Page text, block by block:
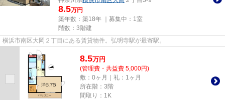
8.5万円
築年数：築18年 ｜募集中： 1室
階数：3階建
横浜市南区大岡２丁目にある賃貸物件。弘明寺駅が最寄駅。
8.5万円
(管理費・共益費 5,000円)
敷：0ヶ月｜礼：1ヶ月
所在階：3階
間取り：1K